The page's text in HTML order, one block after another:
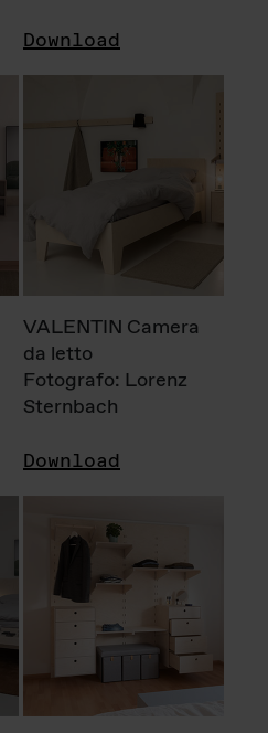
Download
VALENTIN Camera
da letto
Fotografo: Lorenz
Sternbach
Download